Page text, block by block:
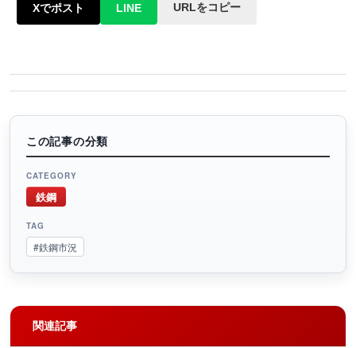
Xでポスト LINE URLをコピー
この記事の分類
CATEGORY
鉄鋼
TAG
#鉄鋼市況
関連記事